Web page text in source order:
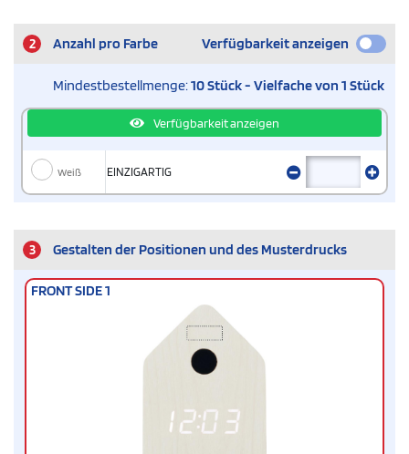
2 Anzahl pro Farbe Verfügbarkeit anzeigen
Mindestbestellmenge:10 Stück - Vielfache von 1 Stück
Verfügbarkeit anzeigen
Weiß EINZIGARTIG
3 Gestalten der Positionen und des Musterdrucks
FRONT SIDE 1